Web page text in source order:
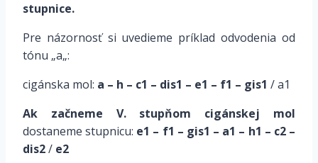
stupnice.
Pre názornosť si uvedieme príklad odvodenia od
tónu „a„:
cigánska mol: a – h – c1 – dis1 – e1 – f1 – gis1 / a1
Ak začneme V. stupňom cigánskej mol
dostaneme stupnicu: e1 – f1 – gis1 – a1 – h1 – c2 –
dis2/ e2